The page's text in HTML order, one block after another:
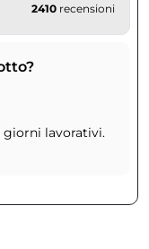
2410 recensioni
giorni lavorativi.